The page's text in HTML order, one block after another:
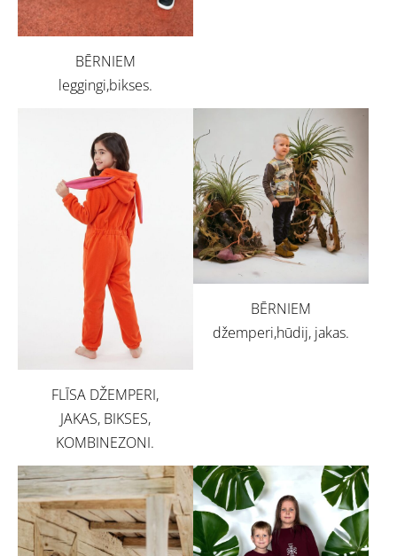
BĒRNIEM
leggingi,bikses.
FLĪSA DŽEMPERI,
JAKAS, BIKSES,
KOMBINEZONI.
BĒRNIEM
džemperi,hūdij, jakas.